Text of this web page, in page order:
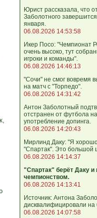
Юрист рассказала, что
Заболотного
января.
06.08.2026 14:53:58
Икер Посо: "Чемпионат
очень высоко, тут
игроки и команды".
06.08.2026 14:46:13
"Сочи" не смог вовремя
на матч с "Торпедо".
06.08.2026 14:31:42
Антон Заболотный
отстранен от футбола
употребление допинга.
06.08.2026 14:20:43
Мирлинд Даку: "Я
"Спартак". Это большой
06.08.2026 14:14:37
"Спартак" берёт Даку и
чемпионством.
06.08.2026 14:13:41
Источник: Антона
дисквалифицировали на
06.08.2026 14:07:58